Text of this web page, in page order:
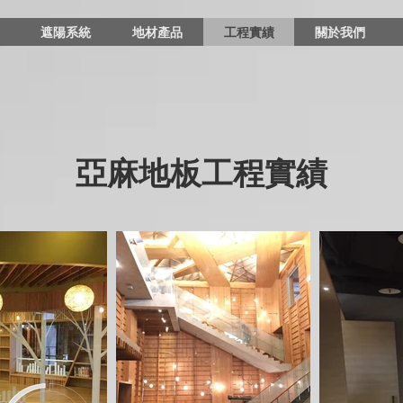
遮陽系統 地材產品 工程實績 關於我們
亞麻地板工程實績